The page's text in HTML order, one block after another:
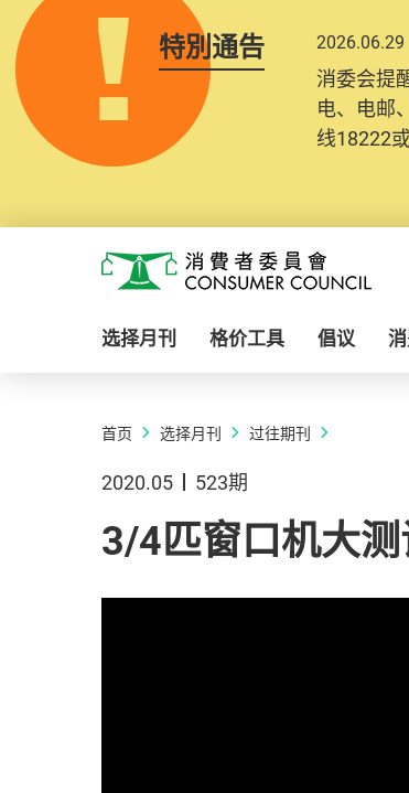
特別通告 2026.06.29
消委会提
电、电邮
线18222
消费者委员会
选择月刊 格价工具 倡议
首页 选择月刊 过往期刊
2020.05 523期
3/4匹窗口机大测